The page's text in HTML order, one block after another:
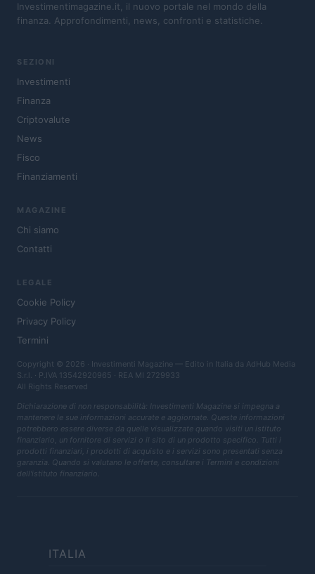
Investimentimagazine.it, il nuovo portale nel mondo della
finanza. Approfondimenti, news, confronti e statistiche.
SEZIONI
Investimenti
Finanza
Criptovalute
News
Fisco
Finanziamenti
MAGAZINE
Chi siamo
Contatti
LEGALE
Cookie Policy
Privacy Policy
Termini
Copyright © 2026 · Investimenti Magazine — Edito in Italia da AdHub Media
S.r.l. · P.IVA 13542920965 · REA MI 2729933
All Rights Reserved
Dichiarazione di non responsabilità: Investimenti Magazine si impegna a
mantenere le sue informazioni accurate e aggiornate. Queste informazioni
potrebbero essere diverse da quelle visualizzate quando visiti un istituto
finanziario, un fornitore di servizi o il sito di un prodotto specifico. Tutti i
prodotti finanziari, i prodotti di acquisto e i servizi sono presentati senza
garanzia. Quando si valutano le offerte, consultare i Termini e condizioni
dell'istituto finanziario.
ITALIA